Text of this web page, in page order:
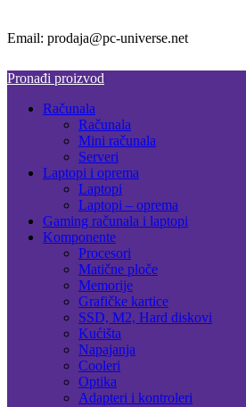
Email: prodaja@pc-universe.net
Pronađi proizvod
Računala
Računala
Mini računala
Serveri
Laptopi i oprema
Laptopi
Laptopi – oprema
Gaming računala i laptopi
Komponente
Procesori
Matične ploče
Memorije
Grafičke kartice
SSD, M2, Hard diskovi
Kućišta
Napajanja
Cooleri
Optika
Adapteri i kontroleri